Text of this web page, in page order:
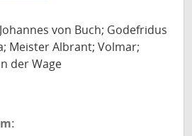
von Buch; Godefridus
Meister Albrant; Volmar;
der Wage